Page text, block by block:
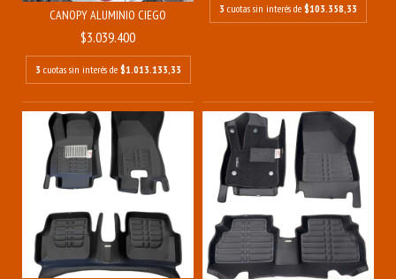
CANOPY ALUMINIO CIEGO
$3.039.400
3 cuotas sin interés de $1.013.133,33
3 cuotas sin interés de $103.358,33